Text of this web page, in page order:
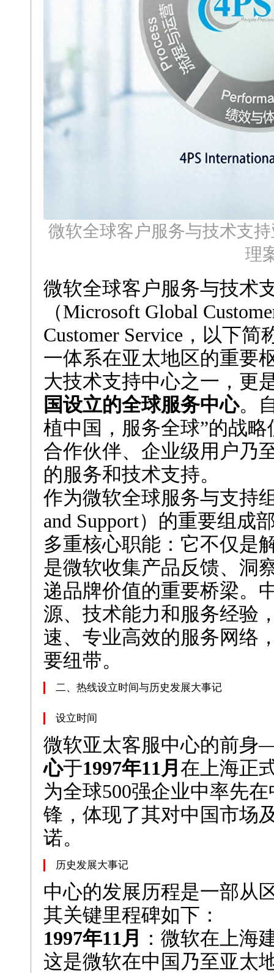
微软全球客户服务与技术支
理
微软全球客户服务与技术
（Microsoft Global
Customer Service，以下
一体系在亚太地区的重要
大技术支持中心之一，更
国设立的全球服务中心。
植中国，服务全球”的战
合作伙伴、企业级用户乃
的服务和技术支持。
作为微软全球服务与支持
and Support）的重要组成
多重核心职能：它不仅是
是微软收集产品反馈、洞
递品牌价值的重要桥梁。
源、技术能力和服务经验
速、专业高效的服务网络
要纽带。
二、热线设立时间与历史发展大事记
设立时间
微软亚太客服中心的前
心于1997年11月 在上海正
为全球500强企业中率先
锋，体现了其对中国市场
诺。
历史发展大事记
中心的发展历程是一部从
其关键里程碑如下：
1997年11月
：微软在上海
这是微软在中国乃至亚太